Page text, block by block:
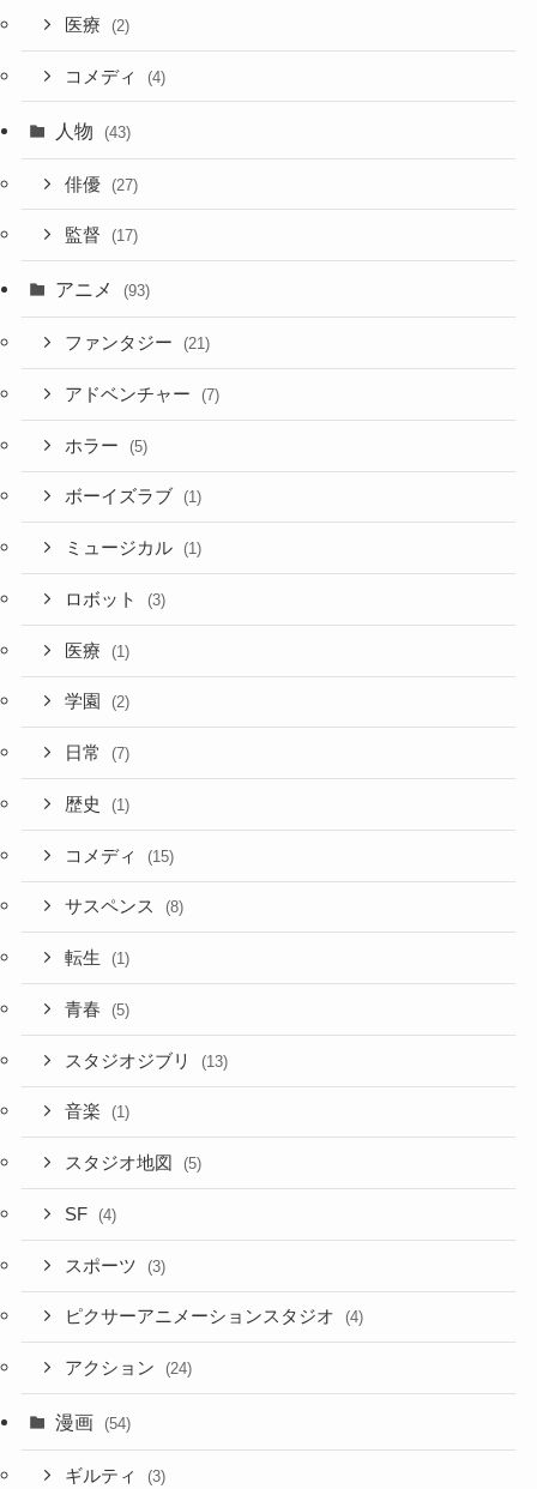
医療 (2)
コメディ (4)
人物 (43)
俳優 (27)
監督 (17)
アニメ (93)
ファンタジー (21)
アドベンチャー (7)
ホラー (5)
ボーイズラブ (1)
ミュージカル (1)
ロボット (3)
医療 (1)
学園 (2)
日常 (7)
歴史 (1)
コメディ (15)
サスペンス (8)
転生 (1)
青春 (5)
スタジオジブリ (13)
音楽 (1)
スタジオ地図 (5)
SF (4)
スポーツ (3)
ピクサーアニメーションスタジオ (4)
アクション (24)
漫画 (54)
ギルティ (3)